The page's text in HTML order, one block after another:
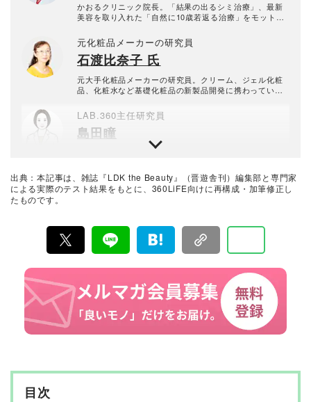
かおるクリニック院長。「結果の出るシミ治療」、最新
美容を取り入れた「自然に10歳若返る治療」をモットー
鑑』（新星出版社）
元化粧品メーカーの研究員
石渡比奈子 氏
元大手化粧品メーカーの研究員。クリーム、ジェル化粧
品、化粧水など基礎化粧品の新製品開発に携わってい
LAB.360主任研究員
島田瞳
晋遊舎のテスト専門機関「LAB.360」主任研究員。年間3
キンケア・メイクアップ化粧品、家電製品など美容関連
の試験に約15年携わり、ヒト肌に関わる計測・評価を行
う。メーカーや出版社からの依頼試験に従事し、ユニー
評価を心がけている。
美容とコスメのおすすめベストバイ
『LDK the Beauty』は2015年8月19日に発刊、晋遊舎か
ら毎月22日に発行されている「世界でただ1つ、コスメを
本音で評価する雑誌」および、美容情報のおすすめメデ
ィアです。コスメやスキンケア製品を多角的に検証し、
その実力を忖度なしで評価しています。『LDK the Beau
ty』の展開は雑誌にとどまらず、Instagramなど様々なメ
ディアで情報を発信中。姉妹誌であるテストする女性誌
『LDK』と同様、メーカーに忖度する事なく、編集部と
専門家、そして社内検証機関が実際に使ってテストし
て、消費者におすすめな美容情報をお届け。約15名の編
集体制で日々の検証・記事制作を行っています。
出典：本記事は、雑誌『LDK the Beauty』（晋遊舎刊）編集部と専門家
による実際のテスト結果をもとに、360LiFE向けに再構成・加筆修正し
たものです。
目次